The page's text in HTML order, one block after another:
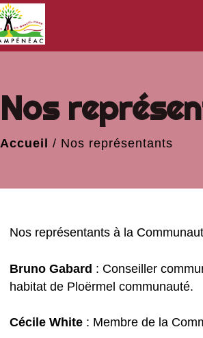
Nos
Accueil / Nos représentants
Nos représentants à la
Bruno Gabard : Conseiller
habitat de Ploërmel communauté.
Cécile White : Membre de la